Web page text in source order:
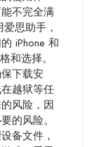
不完全满
思助手，
iPhone 和
和选择。
下载安
越狱等任
风险，因
的风险。
备文件，